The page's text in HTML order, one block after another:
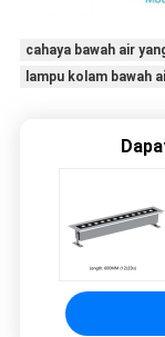
cahaya bawah air
lampu kolam bawah